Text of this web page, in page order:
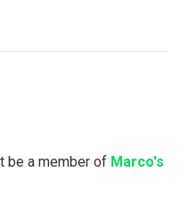
be a member of Marco's